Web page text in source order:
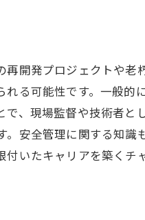
開発プロジェクトや老
る可能性です。一般的
、現場監督や技術者と
安全管理に関する知識
いたキャリアを築くチ